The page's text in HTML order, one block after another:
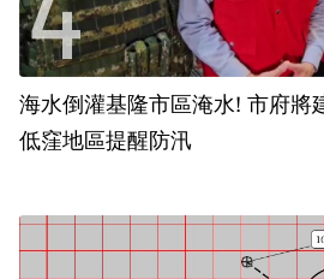
海水倒灌基隆市區淹水! 市府將
低窪地區提醒防汛